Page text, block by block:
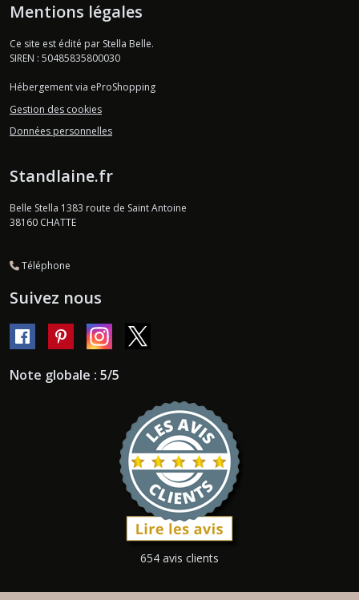
Mentions légales
Ce site est édité par Stella Belle.
SIREN : 50485835800030
Hébergement via eProShopping
Gestion des cookies
Données personnelles
Standlaine.fr
Belle Stella 1383 route de Saint Antoine
38160 CHATTE
Téléphone
Suivez nous
Note globale : 5/5
654 avis clients